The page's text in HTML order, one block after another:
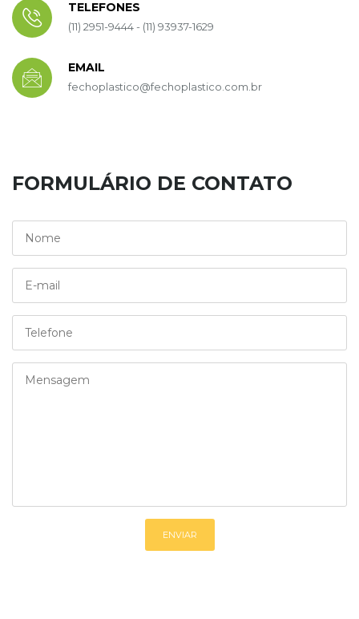
TELEFONES
(11) 2951-9444 - (11) 93937-1629
EMAIL
fechoplastico@fechoplastico.com.br
FORMULÁRIO DE CONTATO